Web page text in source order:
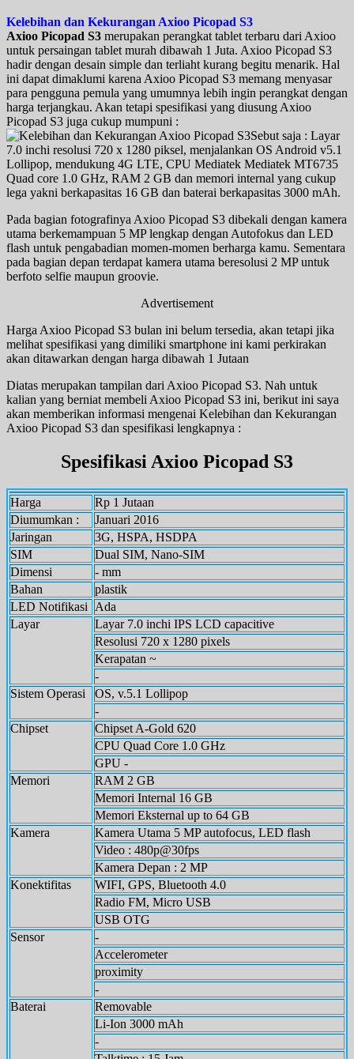
Kelebihan dan Kekurangan Axioo Picopad S3
Axioo Picopad S3 merupakan perangkat tablet terbaru dari Axioo
untuk persaingan tablet murah dibawah 1 Juta. Axioo Picopad S3
hadir dengan desain simple dan terliaht kurang begitu menarik. Hal
ini dapat dimaklumi karena Axioo Picopad S3 memang menyasar
para pengguna pemula yang umumnya lebih ingin perangkat dengan
harga terjangkau. Akan tetapi spesifikasi yang diusung Axioo
Picopad S3 juga cukup mumpuni :
Sebut saja : Layar
7.0 inchi resolusi 720 x 1280 piksel, menjalankan OS Android v5.1
Lollipop, mendukung 4G LTE, CPU Mediatek Mediatek MT6735
Quad core 1.0 GHz, RAM 2 GB dan memori internal yang cukup
lega yakni berkapasitas 16 GB dan baterai berkapasitas 3000 mAh.
Pada bagian fotografinya Axioo Picopad S3 dibekali dengan kamera
utama berkemampuan 5 MP lengkap dengan Autofokus dan LED
flash untuk pengabadian momen-momen berharga kamu. Sementara
pada bagian depan terdapat kamera utama beresolusi 2 MP untuk
berfoto selfie maupun groovie.
Advertisement
Harga Axioo Picopad S3 bulan ini belum tersedia, akan tetapi jika
melihat spesifikasi yang dimiliki smartphone ini kami perkirakan
akan ditawarkan dengan harga dibawah 1 Jutaan
Diatas merupakan tampilan dari Axioo Picopad S3. Nah untuk
kalian yang berniat membeli Axioo Picopad S3 ini, berikut ini saya
akan memberikan informasi mengenai Kelebihan dan Kekurangan
Axioo Picopad S3 dan spesifikasi lengkapnya :
Spesifikasi Axioo Picopad S3
Harga
Rp 1 Jutaan
Diumumkan :
Januari 2016
Jaringan
3G, HSPA, HSDPA
SIM
Dual SIM, Nano-SIM
Dimensi
- mm
Bahan
plastik
LED Notifikasi
Ada
Layar
Layar 7.0 inchi IPS LCD capacitive
Resolusi 720 x 1280 pixels
Kerapatan ~
-
Sistem Operasi
OS, v.5.1 Lollipop
-
Chipset
Chipset A-Gold 620
CPU Quad Core 1.0 GHz
GPU -
Memori
RAM 2 GB
Memori Internal 16 GB
Memori Eksternal up to 64 GB
Kamera
Kamera Utama 5 MP autofocus, LED flash
Video : 480p@30fps
Kamera Depan : 2 MP
Konektifitas
WIFI, GPS, Bluetooth 4.0
Radio FM, Micro USB
USB OTG
Sensor
-
Accelerometer
proximity
-
Baterai
Removable
Li-Ion 3000 mAh
-